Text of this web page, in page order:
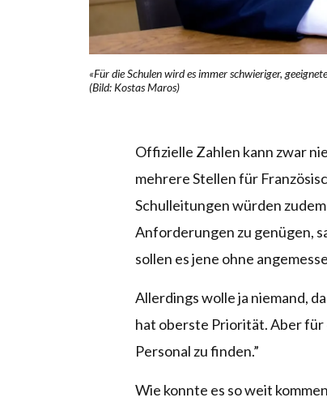
«Für die Schulen wird es immer schwieriger,
(Bild: Kostas Maros)
Offizielle Zahlen kann zwar
mehrere Stellen für
Schulleitungen würden
Anforderungen zu genügen,
sollen es jene ohne
Allerdings wolle ja niemand,
hat oberste Priorität. Aber für
Personal zu finden.”
Wie konnte es so weit